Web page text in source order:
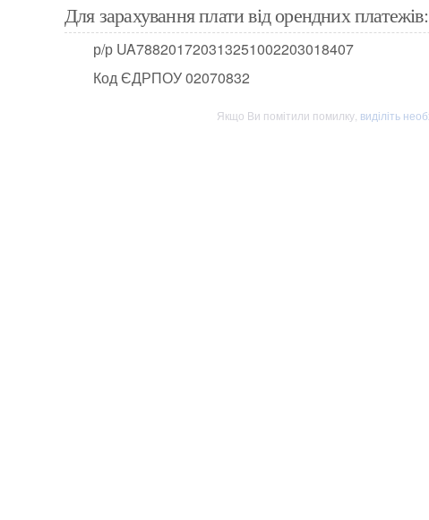
Для зарахування плати від орендних платежів:
р/р UA788201720313251002203018407
Код ЄДРПОУ 02070832
Якщо Ви помітили помилку, виділіть